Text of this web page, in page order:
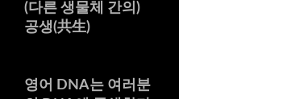
(다른 생물체 간의)
공생(共生)
영어 DNA는 여러분